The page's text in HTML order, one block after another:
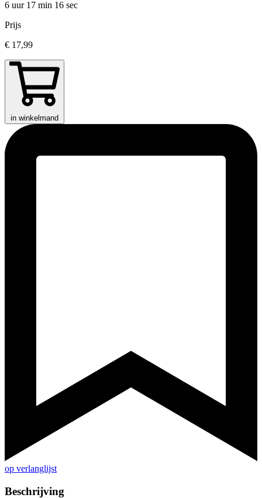
6 uur 17 min 16 sec
Prijs
€ 17,99
in winkelmand
op verlanglijst
Beschrijving